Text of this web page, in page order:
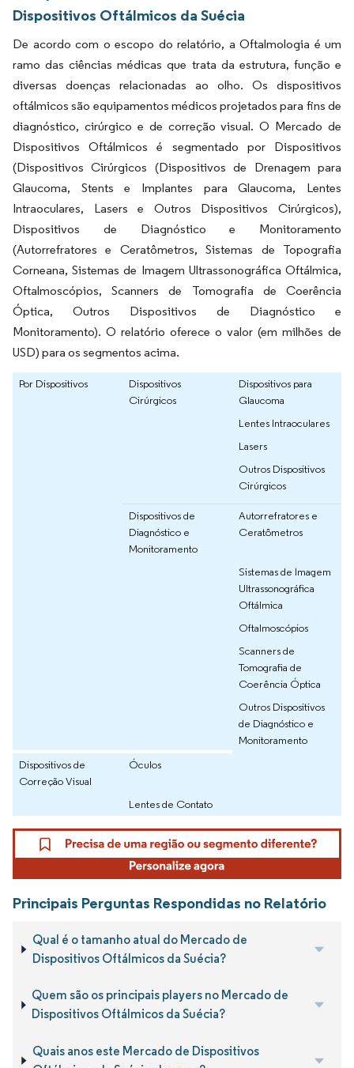
Dispositivos Oftálmicos da Suécia
De acordo com o escopo do relatório, a Oftalmologia é um
ramo das ciências médicas que trata da estrutura, função e
diversas doenças relacionadas ao olho. Os dispositivos
oftálmicos são equipamentos médicos projetados para fins de
diagnóstico, cirúrgico e de correção visual. O Mercado de
Dispositivos Oftálmicos é segmentado por Dispositivos
(Dispositivos Cirúrgicos (Dispositivos de Drenagem para
Glaucoma, Stents e Implantes para Glaucoma, Lentes
Intraoculares, Lasers e Outros Dispositivos Cirúrgicos),
Dispositivos de Diagnóstico e Monitoramento
(Autorrefratores e Ceratômetros, Sistemas de Topografia
Corneana, Sistemas de Imagem Ultrassonográfica Oftálmica,
Oftalmoscópios, Scanners de Tomografia de Coerência
Óptica, Outros Dispositivos de Diagnóstico e
Monitoramento). O relatório oferece o valor (em milhões de
USD) para os segmentos acima.
Por Dispositivos
Dispositivos
Cirúrgicos
Dispositivos para
Glaucoma
Lentes Intraoculares
Lasers
Outros Dispositivos
Cirúrgicos
Dispositivos de
Diagnóstico e
Monitoramento
Autorrefratores e
Ceratômetros
Sistemas de Imagem
Ultrassonográfica
Oftálmica
Oftalmoscópios
Scanners de
Tomografia de
Coerência Óptica
Outros Dispositivos
de Diagnóstico e
Monitoramento
Dispositivos de
Correção Visual
Óculos
Lentes de Contato
Principais Perguntas Respondidas no Relatório
Qual é o tamanho atual do Mercado de
Dispositivos Oftálmicos da Suécia?
Quem são os principais players no Mercado de
Dispositivos Oftálmicos da Suécia?
Quais anos este Mercado de Dispositivos